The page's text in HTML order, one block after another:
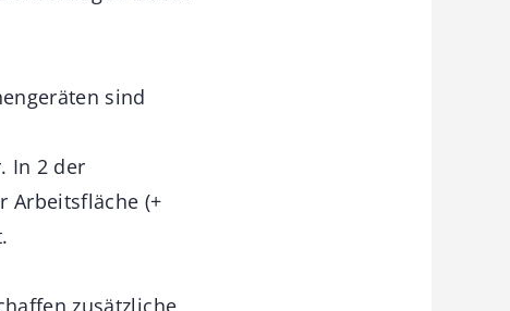
sind
In 2 der
Arbeitsfläche (+
zusätzliche